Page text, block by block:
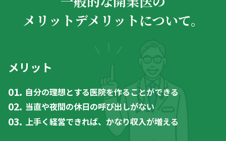
メリットデメリットについて。
メリット
自分の理想とする医院を作ることができる
当直や夜間の休日の呼び出しがない
上手く経営できれば、かなり収入が増える